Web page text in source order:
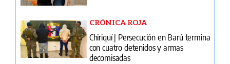
CRÓNICA ROJA
Chiriquí | Persecución en Barú termina
con cuatro detenidos y armas
decomisadas